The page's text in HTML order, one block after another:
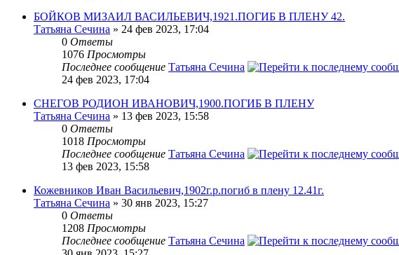
БОЙКОВ МИЗАИЛ ВАСИЛЬЕВИЧ,1921.ПОГИБ В ПЛЕНУ 42.
Татьяна Сечина » 24 фев 2023, 17:04
0 Ответы
1076 Просмотры
Последнее сообщение Татьяна Сечина
24 фев 2023, 17:04
СНЕГОВ РОДИОН ИВАНОВИЧ,1900.ПОГИБ В ПЛЕНУ
Татьяна Сечина » 13 фев 2023, 15:58
0 Ответы
1018 Просмотры
Последнее сообщение Татьяна Сечина
13 фев 2023, 15:58
Кожевников Иван Васильевич,1902г.р.погиб в плену 12.41г.
Татьяна Сечина » 30 янв 2023, 15:27
0 Ответы
1208 Просмотры
Последнее сообщение Татьяна Сечина